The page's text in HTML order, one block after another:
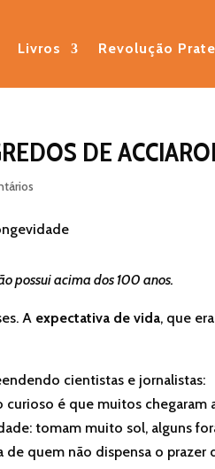
Livros Revolução
DE
possui acima dos 100 anos.
A expectativa de vida, que
cientistas e jornalistas:
curioso é que muitos chegaram
tomam muito sol, alguns
de quem não dispensa o prazer